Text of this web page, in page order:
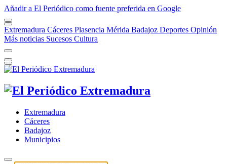
Añadir a El Periódico como fuente preferida en Google
Extremadura Cáceres Plasencia Mérida Badajoz Deportes Opinión
Más noticias Sucesos Cultura
Extremadura
Cáceres
Badajoz
Municipios